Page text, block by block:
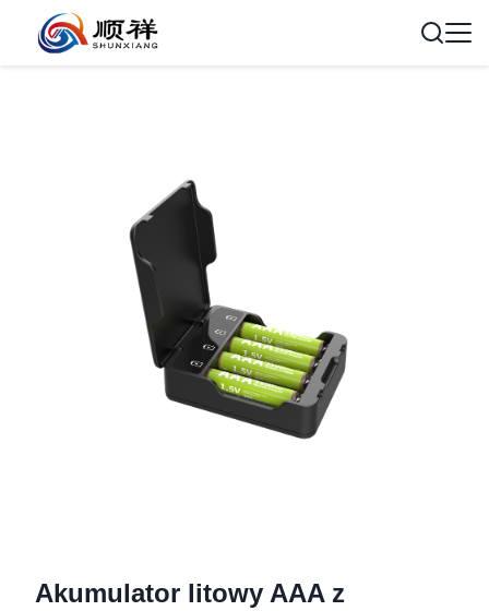
Akumulator litowy AAA z